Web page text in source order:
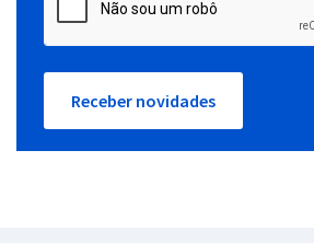
Receber novidades